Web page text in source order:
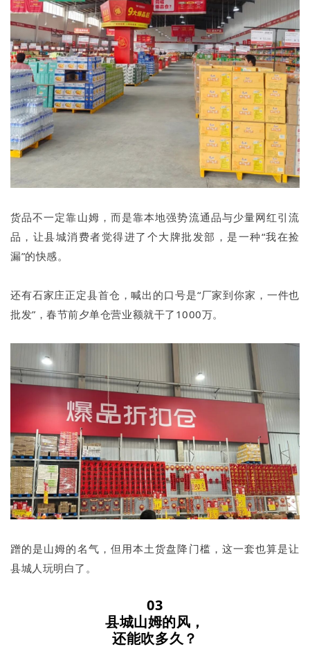
货品不一定靠山姆，而是靠本地强势流通品与少量网红引流
品，让县城消费者觉得进了个大牌批发部，是一种“我在捡
漏”的快感。
还有石家庄正定县首仓，喊出的口号是“厂家到你家，一件也
批发”，春节前夕单仓营业额就干了1000万。
蹭的是山姆的名气，但用本土货盘降门槛，这一套也算是让
县城人玩明白了。
03
县城山姆的风，
还能吹多久？